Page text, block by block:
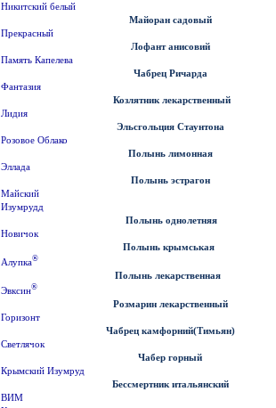
Никитский белый
Майоран садовый
Прекрасный
Лофант анисовий
Память Капелева
Чабрец Ричарда
Фантазия
Козлятник лекарственный
Лидия
Эльсгольция Стаунтона
Розовое Облако
Полынь лимонная
Эллада
Полынь эстрагон
Майский
Изумрудд
Полынь однолетняя
Новичок
Полынь крымськая
Алупка®
Полынь лекарственная
Эвксин®
Розмарин лекарственный
Горизонт
Чабрец камфорний(Тимьян)
Светлячок
Чабер горный
Крымский Изумруд
Бессмертник итальянский
ВИМ